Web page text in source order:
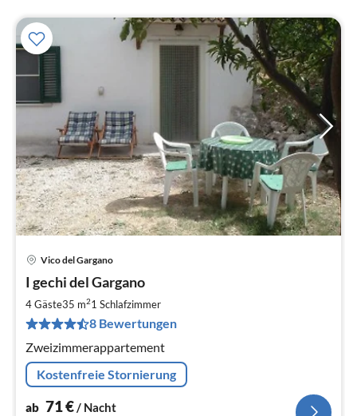
Vico del Gargano
I gechi del Gargano
4 Gäste35 m21 Schlafzimmer
8 Bewertungen
Zweizimmerappartement
Kostenfreie Stornierung
ab 71€/ Nacht